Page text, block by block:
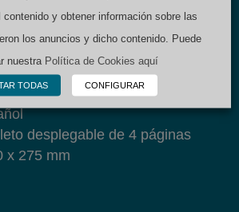
para la Detección Precoz
: M-24949-2020
desplegable de 4 páginas
x 275 mm
y obtener información sobre las
los anuncios y dicho contenido. Puede
nuestra Política de Cookies aquí
TODAS CONFIGURAR